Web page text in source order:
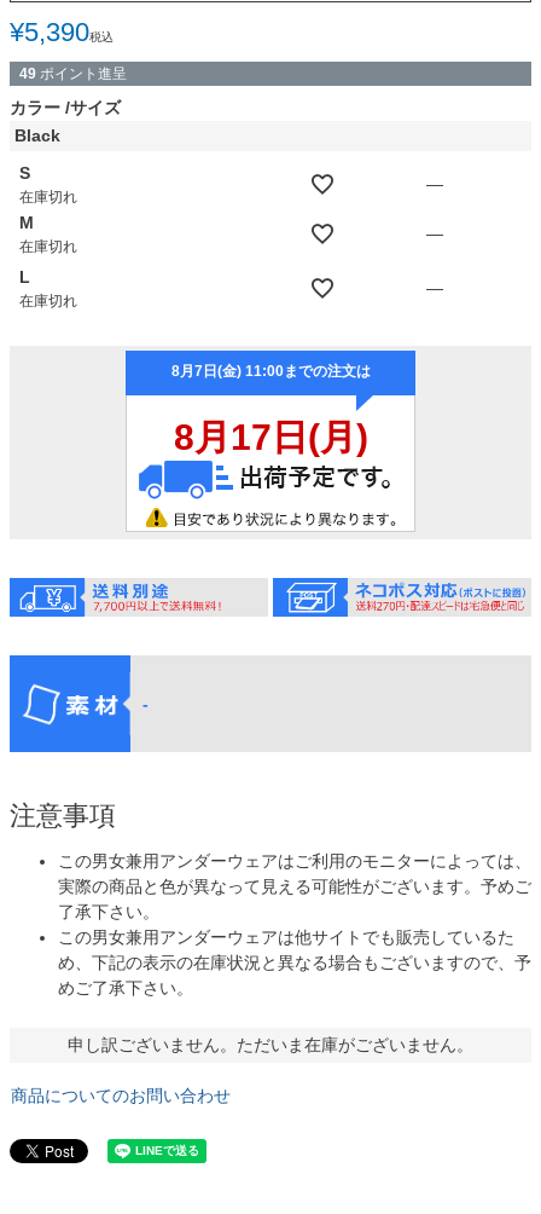
¥5,390税込
49 ポイント進呈
カラー サイズ
Black
S
在庫切れ
—
M
在庫切れ
—
L
在庫切れ
—
-
注意事項
この男女兼用アンダーウェアはご利用のモニターによっては、
実際の商品と色が異なって見える可能性がございます。予めご
了承下さい。
この男女兼用アンダーウェアは他サイトでも販売しているた
め、下記の表示の在庫状況と異なる場合もございますので、予
めご了承下さい。
申し訳ございません。ただいま在庫がございません。
商品についてのお問い合わせ